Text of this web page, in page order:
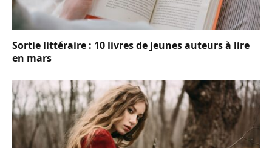
Sortie littéraire : 10 livres de jeunes auteurs à lire
en mars